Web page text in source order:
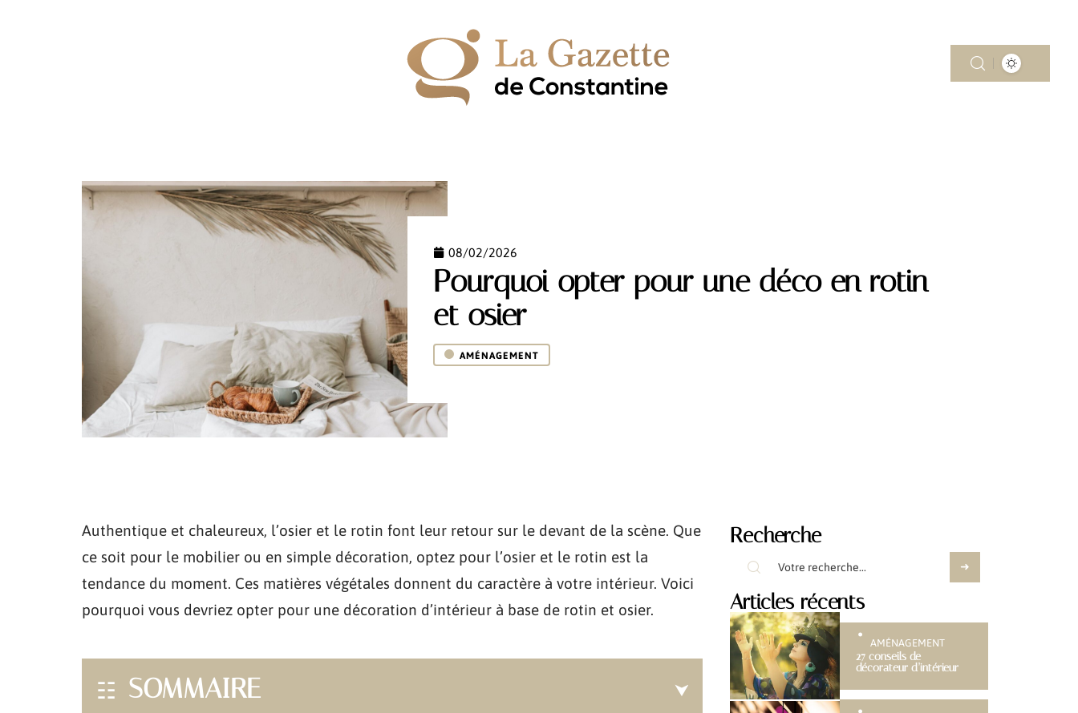
08/02/2026
Pourquoi opter pour une déco en rotin
et osier
AMÉNAGEMENT
Authentique et chaleureux, l’osier et le rotin font leur retour sur le devant de la scène. Que
ce soit pour le mobilier ou en simple décoration, optez pour l’osier et le rotin est la
tendance du moment. Ces matières végétales donnent du caractère à votre intérieur. Voici
pourquoi vous devriez opter pour une décoration d’intérieur à base de rotin et osier.
SOMMAIRE
Recherche
Articles récents
AMÉNAGEMENT
27 conseils de
décorateur d’intérieur